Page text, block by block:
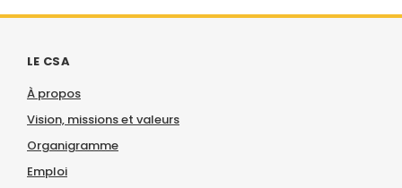
LE CSA
À propos
Vision, missions et valeurs
Organigramme
Emploi